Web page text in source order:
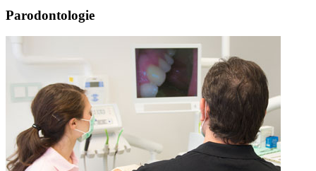
Parodontologie